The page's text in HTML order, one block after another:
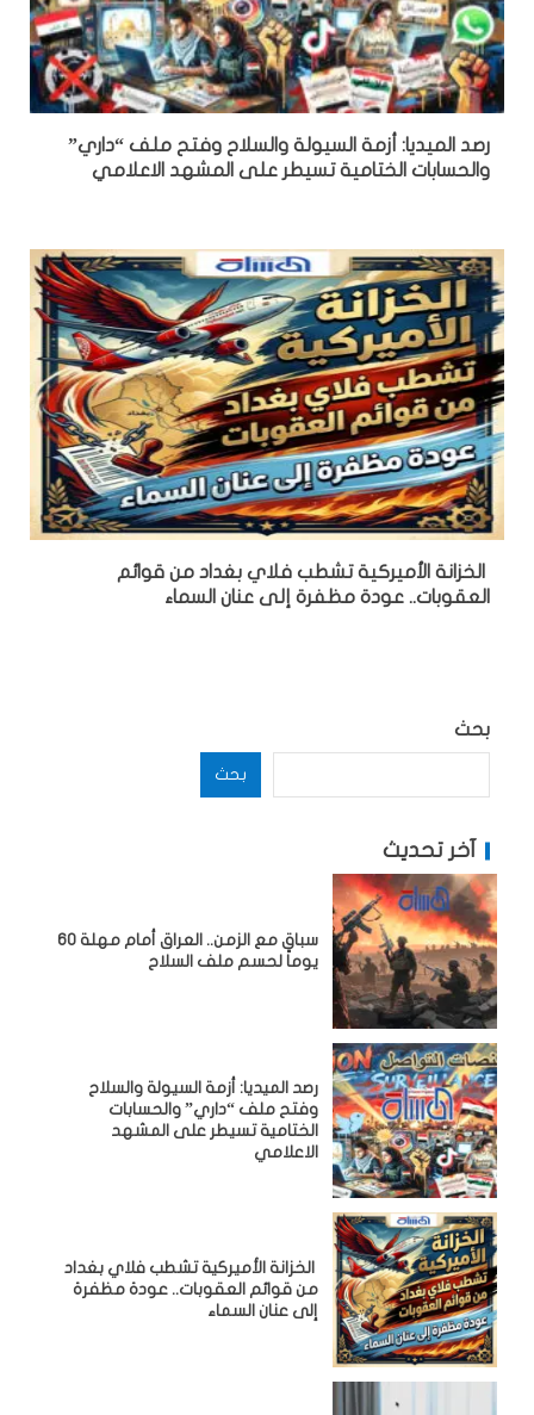
رصد الميديا: أزمة السيولة والسلاح وفتح ملف “داري”
والحسابات الختامية تسيطر على المشهد الاعلامي
الخزانة الأميركية تشطب فلاي بغداد من قوائم
العقوبات.. عودة مظفرة إلى عنان السماء
بحث
بحث
آخر تحديث
سباق مع الزمن.. العراق أمام مهلة 60
يوماً لحسم ملف السلاح
رصد الميديا: أزمة السيولة والسلاح
وفتح ملف “داري” والحسابات
الختامية تسيطر على المشهد
الاعلامي
الخزانة الأميركية تشطب فلاي بغداد
من قوائم العقوبات.. عودة مظفرة
إلى عنان السماء